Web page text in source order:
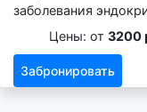
заболевания
Цены: от 3200
Забронировать